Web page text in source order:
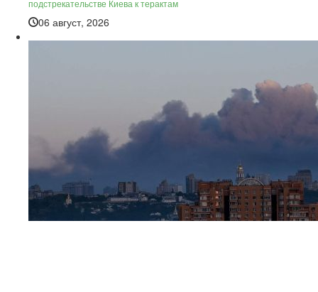
подстрекательстве Киева к терактам
06 август, 2026